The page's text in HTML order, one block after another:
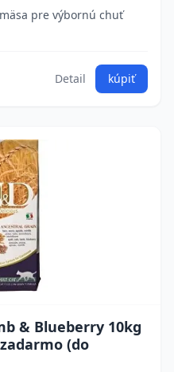
pre výbornú chuť
Detail kúpiť
& Blueberry 10kg
(do